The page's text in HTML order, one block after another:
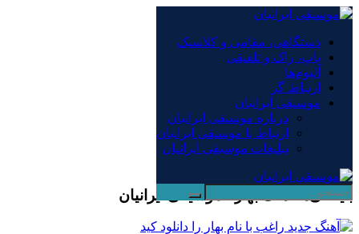
دستگاهی، مقامی و کلاسیک
پاپ، راک و تلفیقی
آلبوم‌ها
ارتباط گر
موسیقی ایرانیان
درباره موسیقی ایرانیان
ارتباط با موسیقی ایرانیان
تبلیغات موسیقی ایرانیان
×
دستگاهی، مقامی و کلاسیک
پاپ، راک و تلفیقی
آلبوم‌ها
ارتباط گر
موسیقی ایرانیان
درباره موسیقی ایرانیان
ارتباط با موسیقی ایرانیان
بایگانی‌ها آهنگ بهار - موسیقی ایرانیان